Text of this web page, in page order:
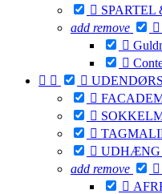
 SPARTEL
add remove 


  




add remove 
